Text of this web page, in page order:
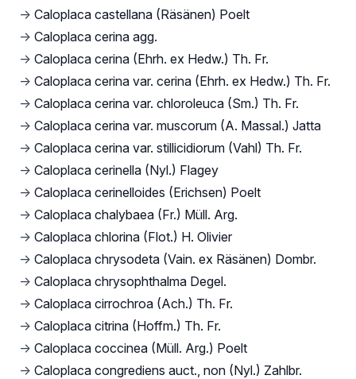
→ Caloplaca castellana (Räsänen) Poelt
→ Caloplaca cerina agg.
→ Caloplaca cerina (Ehrh. ex Hedw.) Th. Fr.
→ Caloplaca cerina var. cerina (Ehrh. ex Hedw.) Th. Fr.
→ Caloplaca cerina var. chloroleuca (Sm.) Th. Fr.
→ Caloplaca cerina var. muscorum (A. Massal.) Jatta
→ Caloplaca cerina var. stillicidiorum (Vahl) Th. Fr.
→ Caloplaca cerinella (Nyl.) Flagey
→ Caloplaca cerinelloides (Erichsen) Poelt
→ Caloplaca chalybaea (Fr.) Müll. Arg.
→ Caloplaca chlorina (Flot.) H. Olivier
→ Caloplaca chrysodeta (Vain. ex Räsänen) Dombr.
→ Caloplaca chrysophthalma Degel.
→ Caloplaca cirrochroa (Ach.) Th. Fr.
→ Caloplaca citrina (Hoffm.) Th. Fr.
→ Caloplaca coccinea (Müll. Arg.) Poelt
→ Caloplaca congrediens auct., non (Nyl.) Zahlbr.